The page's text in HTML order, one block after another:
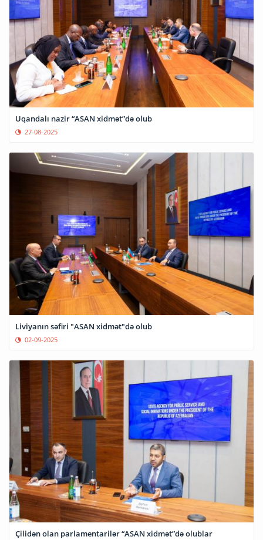
Uqandalı nazir “ASAN xidmət”də olub
27-08-2025
Liviyanın səfiri "ASAN xidmət"də olub
02-09-2025
Çilidən olan parlamentarilər “ASAN xidmət”də olublar